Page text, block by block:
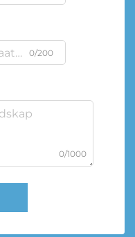
0/200
0/1000